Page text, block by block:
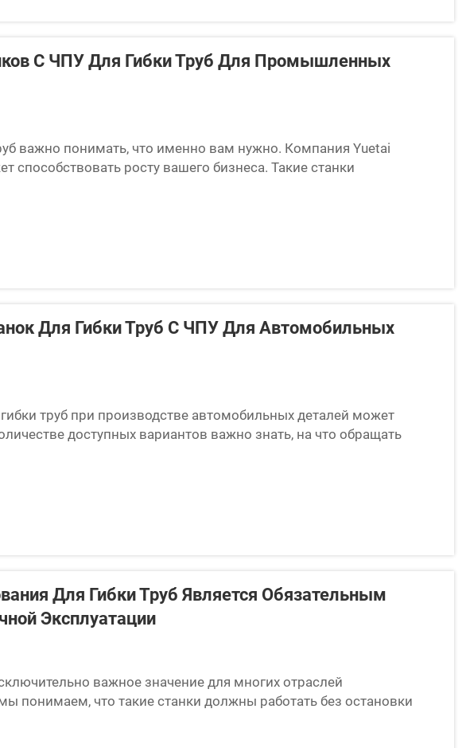
С ЧПУ Для Гибки Труб Для Промышленных
важно понимать, что именно вам нужно. Компания Yuetai
способствовать росту вашего бизнеса. Такие станки
формы. Они широко применяются во многих отраслях...
Для Гибки Труб С ЧПУ Для Автомобильных
труб при производстве автомобильных деталей может
доступных вариантов важно знать, на что обращать
позволяет формировать металлические трубы в требуемые
Для Гибки Труб Является Обязательным
Эксплуатации
важное значение для многих отраслей
понимаем, что такие станки должны работать без остановки
или быстро изнашиваются, это может привести к серьёзным
для гибки труб...